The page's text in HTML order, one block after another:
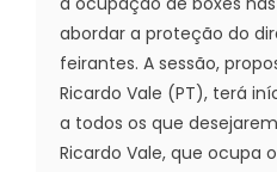
abordar a proteção do
feirantes. A sessão,
Ricardo Vale (PT), terá
a todos os que
Ricardo Vale, que ocupa